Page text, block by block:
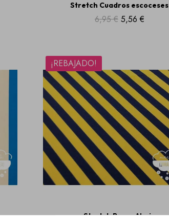
Stretch Cuadros escoceses
6,95 € 5,56 €
¡REBAJADO!
Stretch Rayas Abeja